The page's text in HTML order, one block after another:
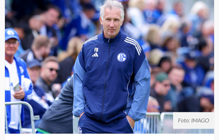
Foto: IMAGO